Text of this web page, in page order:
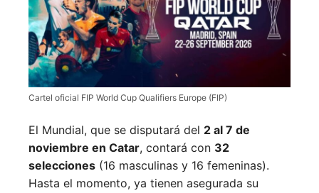
Cartel oficial FIP World Cup Qualifiers Europe (FIP)
El Mundial, que se disputará del 2 al 7 de
noviembre en Catar, contará con 32
selecciones (16 masculinas y 16 femeninas).
Hasta el momento, ya tienen asegurada su